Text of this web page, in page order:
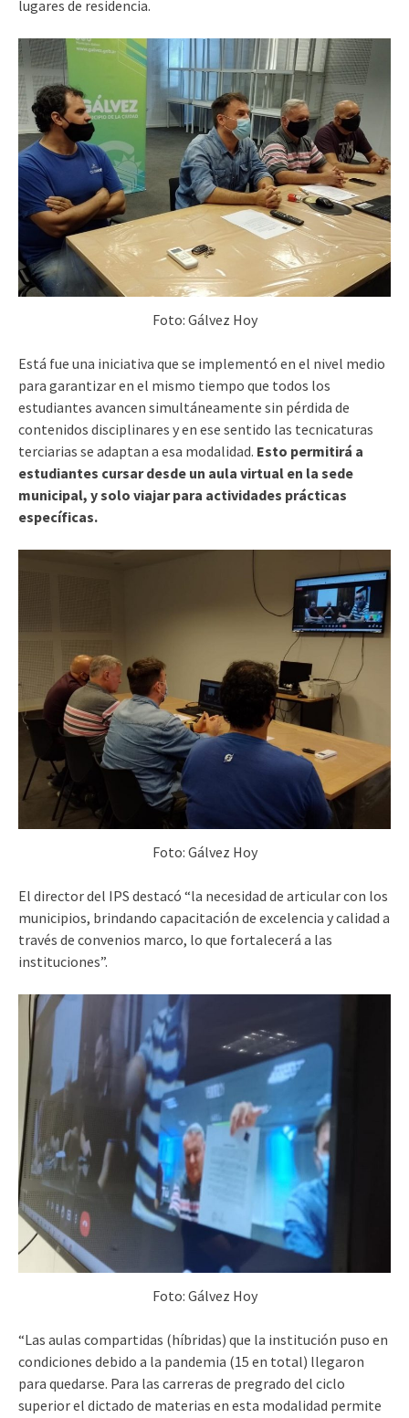
lugares de residencia.
Foto: Gálvez Hoy
Está fue una iniciativa que se implementó en el nivel medio
para garantizar en el mismo tiempo que todos los
estudiantes avancen simultáneamente sin pérdida de
contenidos disciplinares y en ese sentido las tecnicaturas
terciarias se adaptan a esa modalidad. Esto permitirá a
estudiantes cursar desde un aula virtual en la sede
municipal, y solo viajar para actividades prácticas
específicas.
Foto: Gálvez Hoy
El director del IPS destacó “la necesidad de articular con los
municipios, brindando capacitación de excelencia y calidad a
través de convenios marco, lo que fortalecerá a las
instituciones”.
Foto: Gálvez Hoy
“Las aulas compartidas (híbridas) que la institución puso en
condiciones debido a la pandemia (15 en total) llegaron
para quedarse. Para las carreras de pregrado del ciclo
superior el dictado de materias en esta modalidad permite